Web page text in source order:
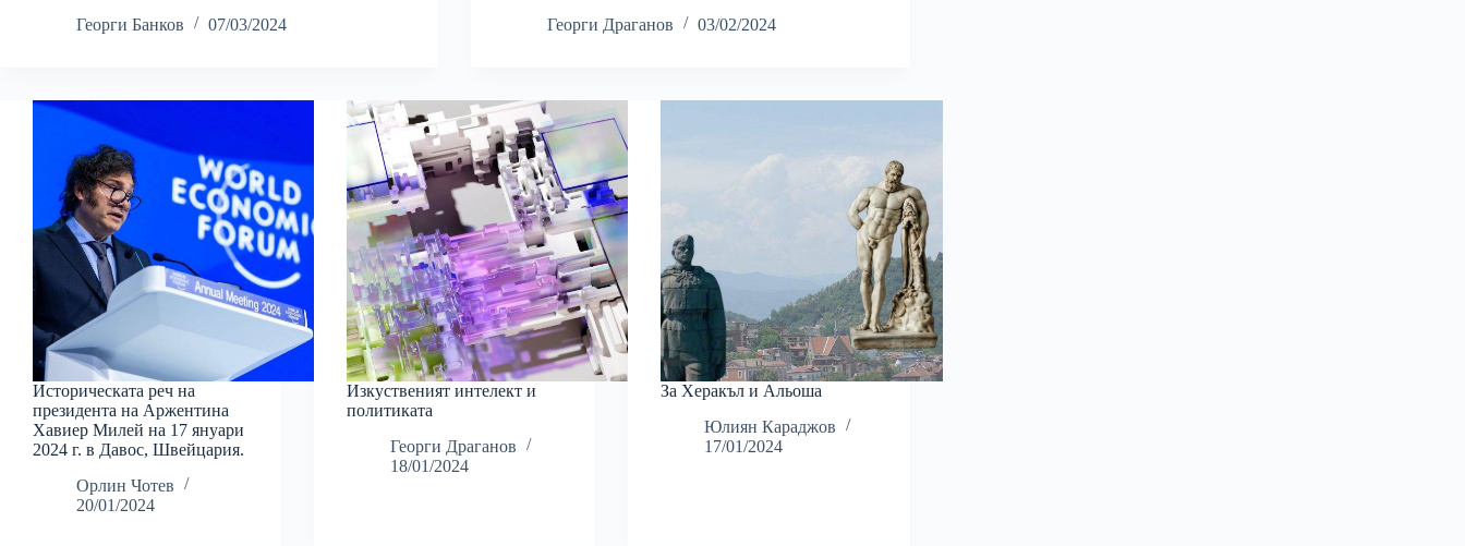
Георги Банков
07/03/2024
Георги Драганов
03/02/2024
Историческата реч на
президента на Аржентина
Хавиер Милей на 17 януари
2024 г. в Давос, Швейцария.
Орлин Чотев
20/01/2024
Изкуственият интелект и
политиката
Георги Драганов
18/01/2024
За Херакъл и Альоша
Юлиян Караджов
17/01/2024